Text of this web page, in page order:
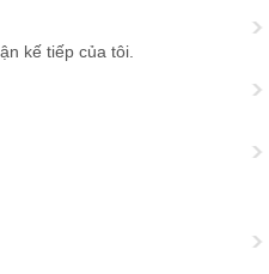
kế tiếp của tôi.